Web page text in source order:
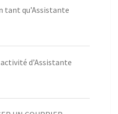
tant qu’Assistante
d’Assistante